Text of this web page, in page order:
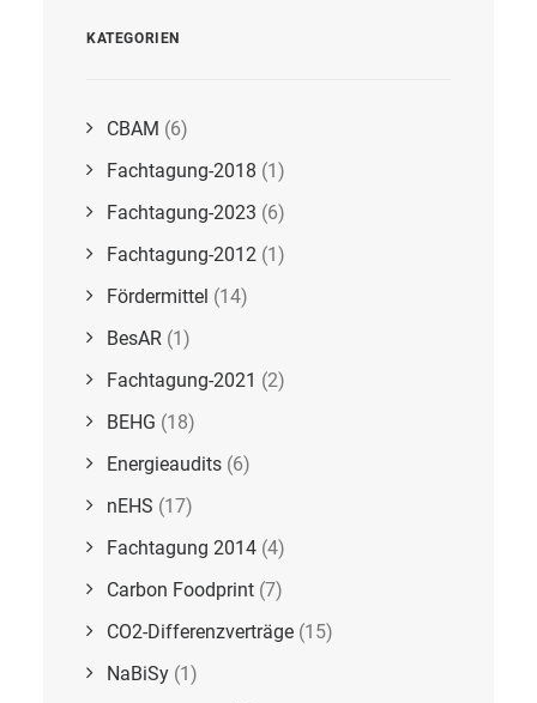
KATEGORIEN
CBAM (6)
Fachtagung-2018 (1)
Fachtagung-2023 (6)
Fachtagung-2012 (1)
Fördermittel (14)
BesAR (1)
Fachtagung-2021 (2)
BEHG (18)
Energieaudits (6)
nEHS (17)
Fachtagung 2014 (4)
Carbon Foodprint (7)
CO2-Differenzverträge (15)
NaBiSy (1)